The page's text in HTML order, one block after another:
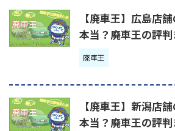
【廃車王】広島店
本当？廃車王の評
廃車王
【廃車王】新潟店
本当？廃車王の評